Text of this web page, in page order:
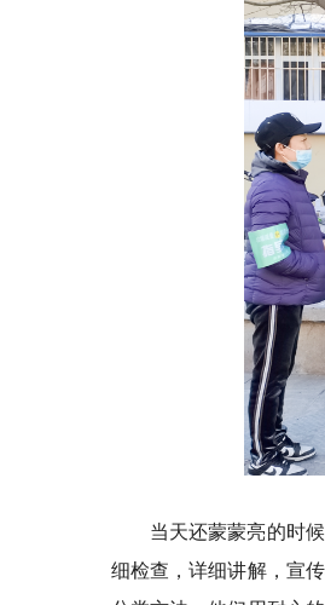
当天还蒙蒙亮的时
细检查，详细讲解，宣